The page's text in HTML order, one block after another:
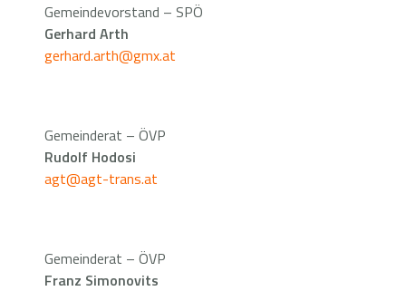
Gemeindevorstand – SPÖ
Gerhard Arth
gerhard.arth@gmx.at
Gemeinderat – ÖVP
Rudolf Hodosi
agt@agt-trans.at
Gemeinderat – ÖVP
Franz Simonovits